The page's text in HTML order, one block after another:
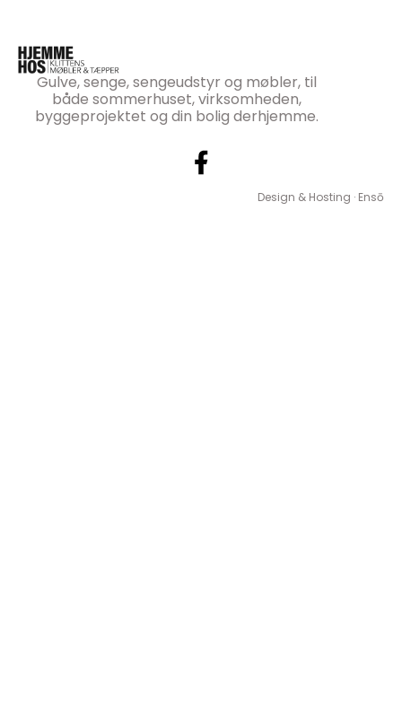
Gulve, senge, sengeudstyr og møbler, til
både sommerhuset, virksomheden,
byggeprojektet og din bolig derhjemme.
Design & Hosting · Ensō